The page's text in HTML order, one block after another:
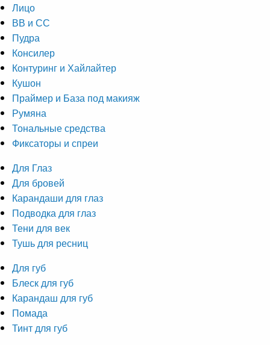
Лицо
ВВ и СС
Пудра
Консилер
Контуринг и Хайлайтер
Кушон
Праймер и База под макияж
Румяна
Тональные средства
Фиксаторы и спреи
Для Глаз
Для бровей
Карандаши для глаз
Подводка для глаз
Тени для век
Тушь для ресниц
Для губ
Блеск для губ
Карандаш для губ
Помада
Тинт для губ